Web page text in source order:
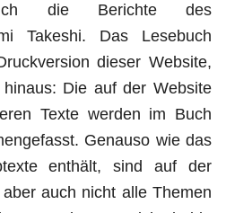
die Berichte des
Takeshi. Das Lesebuch
dieser Website,
Die auf der Website
Texte werden im Buch
Genauso wie das
enthält, sind auf der
auch nicht alle Themen